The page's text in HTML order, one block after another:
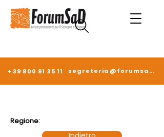
+39 800 91 35 11 segreteria@forumsad.it
Regione: